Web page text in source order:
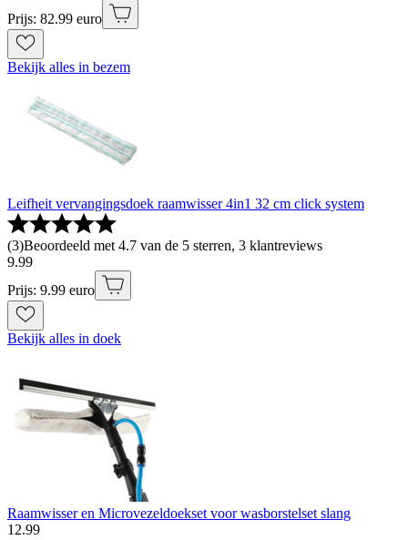
Prijs: 82.99 euro
Bekijk alles in bezem
Leifheit vervangingsdoek raamwisser 4in1 32 cm click system
(3)Beoordeeld met 4.7 van de 5 sterren, 3 klantreviews
9.99
Prijs: 9.99 euro
Bekijk alles in doek
Raamwisser en Microvezeldoekset voor wasborstelset slang
12.99